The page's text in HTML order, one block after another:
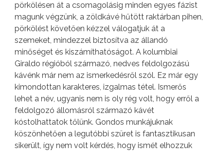
pörkölésen át a csomagolásig minden egyes fázist
magunk végzünk, a zöldkávé hűtött raktárban pihen,
pörkölést követően kézzel válogatjuk át a
szemeket, mindezzel biztosítva az állandó
minőséget és kiszámíthatóságot. A kolumbiai
Giraldo régióból származó, nedves feldolgozású
kávénk már nem az ismerkedésről szól. Ez már egy
kimondottan karakteres, izgalmas tétel. Ismerős
lehet a név, ugyanis nem is oly rég volt, hogy erről a
feldolgozó állomásról származó kávét
kóstolhattatok tőlünk. Gondos munkájuknak
köszönhetően a legutóbbi szüret is fantasztikusan
sikerült, így nem volt kérdés, hogy ismét elhozzuk